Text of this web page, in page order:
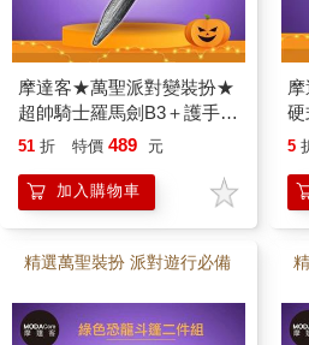
摩達客★萬聖派對變裝扮★
超帥騎士羅馬劍B3＋護手套
組合★Cosplay
51 折 特價 489 元
加入購物車
硬
5
精選萬聖裝扮 派對遊行必備